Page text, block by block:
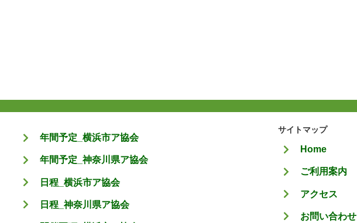
年間予定_横浜市ア協会
年間予定_神奈川県ア協会
日程_横浜市ア協会
日程_神奈川県ア協会
サイトマップ
Home
ご利用案内
アクセス
お問い合わせ